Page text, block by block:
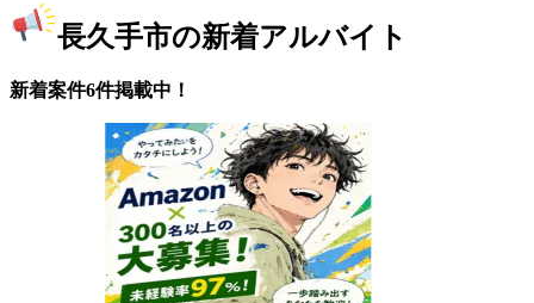
長久手市の新着アルバイト
新着案件6件掲載中！